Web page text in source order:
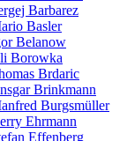
Barbarez
Basler
Belanow
Borowka
Brdaric
Brinkmann
Burgsmüller
Ehrmann
Effenberg